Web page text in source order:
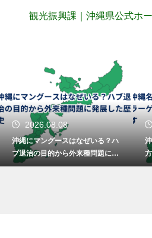
観光振興課｜沖縄県公式ホ
2026.08.08
沖縄にマングースはなぜいる？ハ
ブ退治の目的から外来種問題に発
展した歴史